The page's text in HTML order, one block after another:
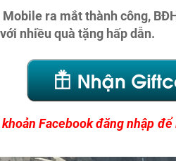
ra mắt thành công,
nhiều quà tặng hấp dẫn.
Facebook đăng nhập